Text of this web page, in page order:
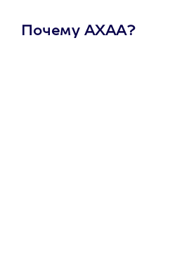
Почему АХАА?